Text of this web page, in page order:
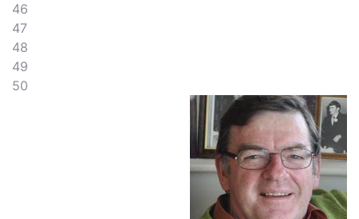
46
47
48
49
50